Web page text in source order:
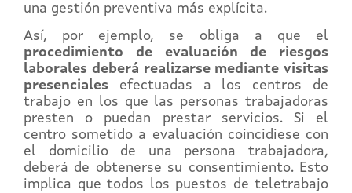
una gestión preventiva más explícita.
Así, por ejemplo, se obliga a que el
procedimiento de evaluación de riesgos
laborales deberá realizarse mediante visitas
presenciales efectuadas a los centros de
trabajo en los que las personas trabajadoras
presten o puedan prestar servicios. Si el
centro sometido a evaluación coincidiese con
el domicilio de una persona trabajadora,
deberá de obtenerse su consentimiento. Esto
implica que todos los puestos de teletrabajo